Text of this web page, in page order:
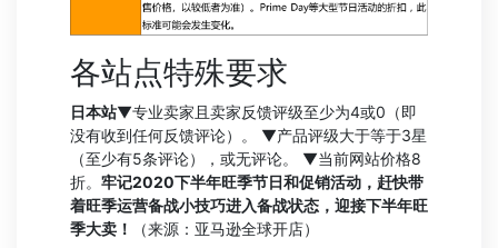
各站点特殊要求
日本站▼专业卖家且卖家反馈评级至少为4或0（即
没有收到任何反馈评论）。 ▼产品评级大于等于3星
（至少有5条评论），或无评论。 ▼当前网站价格8
折。 牢记2020下半年旺季节日和促销活动，赶快带
着旺季运营备战小技巧进入备战状态，迎接下半年旺
季大卖！
（来源：亚马逊全球开店）